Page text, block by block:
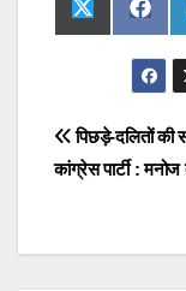
Share
on
X
(
t
e
r
on
F
a
e
b
o
k
Post
पिछड़े-दलितों की
कांग्रेस पार्टी : मनोज